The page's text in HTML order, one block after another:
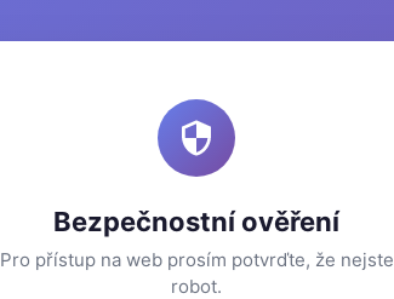
Bezpečnostní ověření
Pro přístup na web prosím potvrďte, že nejste
robot.